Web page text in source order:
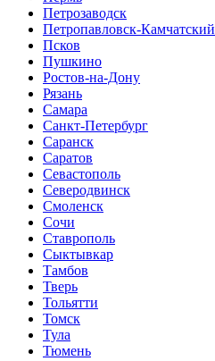
Петрозаводск
Петропавловск-Камчатский
Псков
Пушкино
Ростов-на-Дону
Рязань
Самара
Санкт-Петербург
Саранск
Саратов
Севастополь
Северодвинск
Смоленск
Сочи
Ставрополь
Сыктывкар
Тамбов
Тверь
Тольятти
Томск
Тула
Тюмень